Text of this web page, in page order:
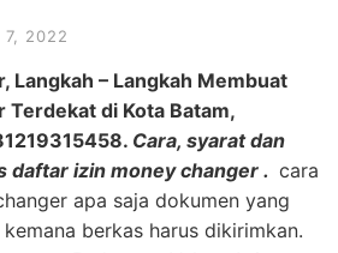
7, 2022
Langkah – Langkah Membuat
Terdekat di Kota Batam,
Cara, syarat dan
daftar izin money changer . cara
apa saja dokumen yang
berkas harus dikirimkan.